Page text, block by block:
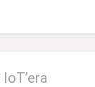
IoT’era